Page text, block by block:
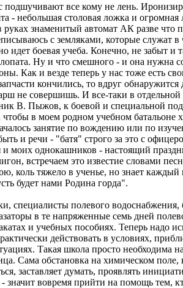
подшучивают все кому не лень.
- небольшая столовая ложка и
руках знаменитый автомат АК разве
с земляками, которые служат
идет боевая учеба. Конечно, не забыт
Ну и что смешного - и она нужна
Как и везде теперь у нас тоже есть
кончились, то вдруг
не совершишь. И все-таки в отдельной
В. Пыжов, к боевой и специальной
в моем родном учебном батальоне
занятие по вождению или по
и речи - "батя" строго за это с
и моих однокашников - настоящий
встречаем это известие словами
коль тяжело в ученье, но знает каждый
будет нами Родина горда".
специалисты полевого
в те напряженные семь дней
и учебных пособиях. Теперь надо
действовать в условиях,
Такая школа просто необходима
Сама обстановка на химическом поле,
заставляет думать, проявлять
значит вовремя прийти на помощь тем,